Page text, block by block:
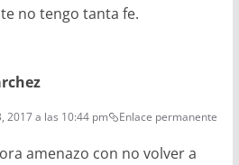
no tengo tanta fe.
2017 a las 10:44 pm Enlace permanente
amenazo con no volver a